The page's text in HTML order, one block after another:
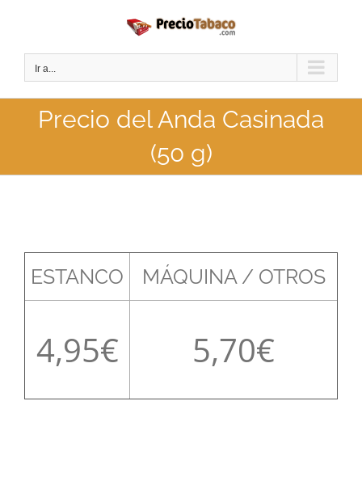
contenido
Ir a...
Precio del Anda Casinada
(50 g)
ESTANCO MÁQUINA / OTROS
4,95 5,70